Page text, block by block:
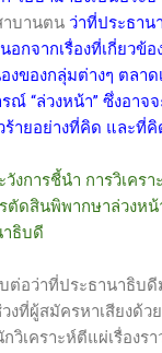
าบานตน ว่าที่ประธาน
อกจากเรื่องที่เกี่ยวข้
งของกลุ่มต่างๆ ตลา
ณ์ “ล่วงหน้า” ซึ่งอาจ
ร้ายอย่างที่คิด และที่
วังการชี้นำ การวิเคร
รตัดสินพิพากษาล่วงห
าธิบดี
าที่ประธานาธิบดีม
งที่ผู้สมัครหาเสียงด้
วิเคราะห์ตีแผ่เรื่องร